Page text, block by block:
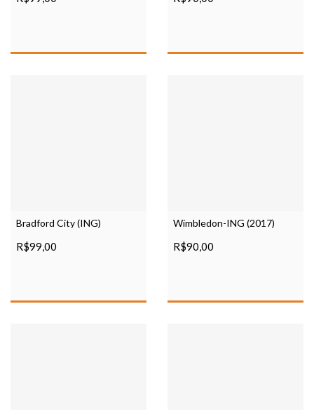
Bradford City (ING)
R$99,00
Wimbledon-ING (2017)
R$90,00